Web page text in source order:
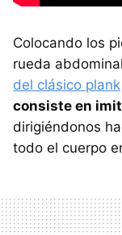
Colocando los
rueda
del clásico plank
consiste en
dirigiéndonos
todo el cuerpo